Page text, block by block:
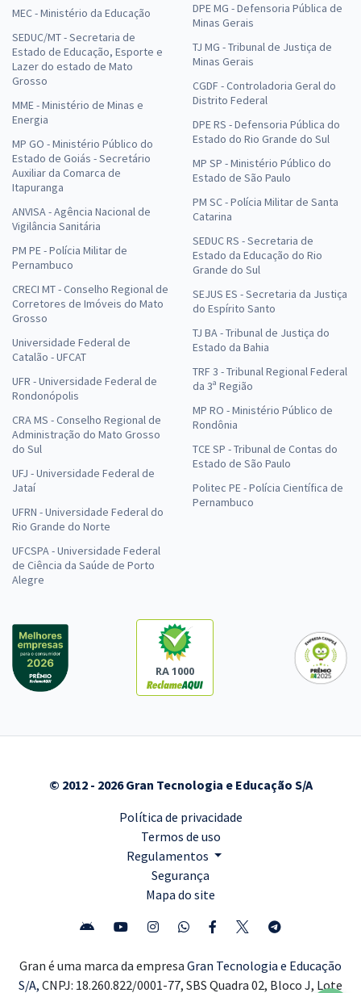
MEC - Ministério da Educação
SEDUC/MT - Secretaria de
Estado de Educação, Esporte e
Lazer do estado de Mato
Grosso
MME - Ministério de Minas e
Energia
MP GO - Ministério Público do
Estado de Goiás - Secretário
Auxiliar da Comarca de
Itapuranga
ANVISA - Agência Nacional de
Vigilância Sanitária
PM PE - Polícia Militar de
Pernambuco
CRECI MT - Conselho Regional de
Corretores de Imóveis do Mato
Grosso
Universidade Federal de
Catalão - UFCAT
UFR - Universidade Federal de
Rondonópolis
CRA MS - Conselho Regional de
Administração do Mato Grosso
do Sul
UFJ - Universidade Federal de
Jataí
UFRN - Universidade Federal do
Rio Grande do Norte
UFCSPA - Universidade Federal
de Ciência da Saúde de Porto
Alegre
DPE MG - Defensoria Pública de
Minas Gerais
TJ MG - Tribunal de Justiça de
Minas Gerais
CGDF - Controladoria Geral do
Distrito Federal
DPE RS - Defensoria Pública do
Estado do Rio Grande do Sul
MP SP - Ministério Público do
Estado de São Paulo
PM SC - Polícia Militar de Santa
Catarina
SEDUC RS - Secretaria de
Estado da Educação do Rio
Grande do Sul
SEJUS ES - Secretaria da Justiça
do Espírito Santo
TJ BA - Tribunal de Justiça do
Estado da Bahia
TRF 3 - Tribunal Regional Federal
da 3ª Região
MP RO - Ministério Público de
Rondônia
TCE SP - Tribunal de Contas do
Estado de São Paulo
Politec PE - Polícia Científica de
Pernambuco
RA 1000
© 2012 - 2026 Gran Tecnologia e Educação S/A
Política de privacidade
Termos de uso
Regulamentos
Segurança
Mapa do site
Gran é uma marca da empresa Gran Tecnologia e Educação
S/A, CNPJ: 18.260.822/0001-77, SBS Quadra 02, Bloco J, Lote